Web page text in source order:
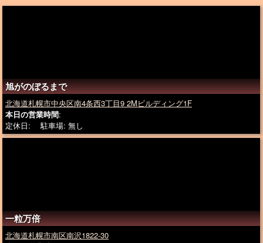
旭がのぼるまで
北海道札幌市中央区南4条西3丁目9 2Mビルディング1F
本日の営業時間:
定休日: 駐車場: 無し
一粒万倍
北海道札幌市南区南沢1822-30